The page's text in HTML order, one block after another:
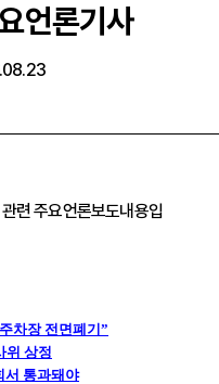
언론기사
련 주요언론보도내용입
차장 전면폐기”
위 상정
서 통과돼야